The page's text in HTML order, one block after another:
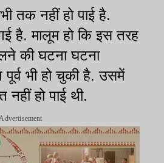
तक नहीं हो पाई है.
है. मालूम हो कि इस तरह
की घटना घटना
पूर्व भी हो चुकी है. उसमें
हो पाई थी.